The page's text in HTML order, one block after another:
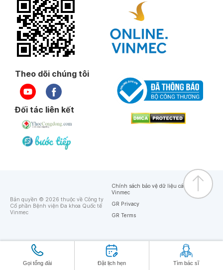
Gọi tổng đài Đặt lịch hẹn Tìm bác sĩ
Theo dõi chúng tôi
Đối tác liên kết
Bản quyền © 2026 thuộc về Công ty
Cổ phần Bệnh viện Đa khoa Quốc tế
Vinmec
Chính sách bảo vệ dữ liệu cá nhân của
Vinmec
GR Privacy
GR Terms